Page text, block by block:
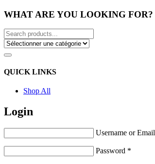
WHAT ARE YOU LOOKING FOR?
QUICK LINKS
Shop All
Login
Username or Email
Password *